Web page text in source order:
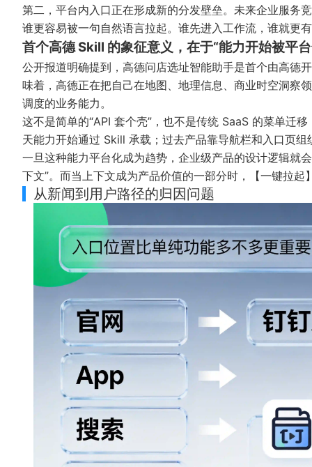
第二，平台内入口正在形成新的分发壁垒。未来企业服务
谁更容易被一句自然语言拉起。谁先进入工作流，谁就更
首个高德 Skill 的象征意义，在于“能力开始被平
公开报道明确提到，高德问店选址智能助手是首个由高德
味着，高德正在把自己在地图、地理信息、商业时空洞察
调度的业务能力。
这不是简单的“API 套个壳”，也不是传统 SaaS 的菜单迁
天能力开始通过 Skill 承载；过去产品靠导航栏和入口页
一旦这种能力平台化成为趋势，企业级产品的设计逻辑就
下文”。而当上下文成为产品价值的一部分时，【一键拉起
从新闻到用户路径的归因问题